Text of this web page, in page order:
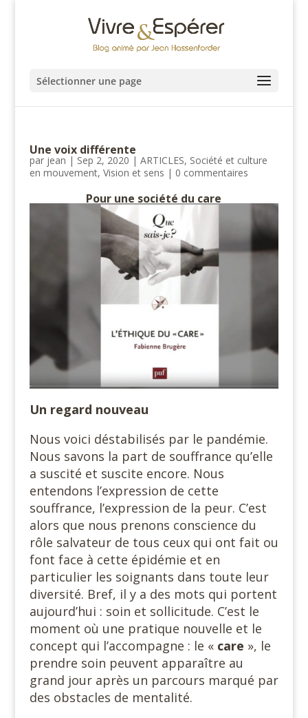
Sélectionner une page
Une voix différente
par jean | Sep 2, 2020 | ARTICLES, Société et culture
en mouvement, Vision et sens | 0 commentaires
Pour une société du care
Un regard nouveau
Nous voici déstabilisés par le pandémie.
Nous savons la part de souffrance qu’elle
a suscité et suscite encore. Nous
entendons l’expression de cette
souffrance, l’expression de la peur. C’est
alors que nous prenons conscience du
rôle salvateur de tous ceux qui ont fait ou
font face à cette épidémie et en
particulier les soignants dans toute leur
diversité. Bref, il y a des mots qui portent
aujourd’hui : soin et sollicitude. C’est le
moment où une pratique nouvelle et le
concept qui l’accompagne : le « care », le
prendre soin peuvent apparaître au
grand jour après un parcours marqué par
des obstacles de mentalité.